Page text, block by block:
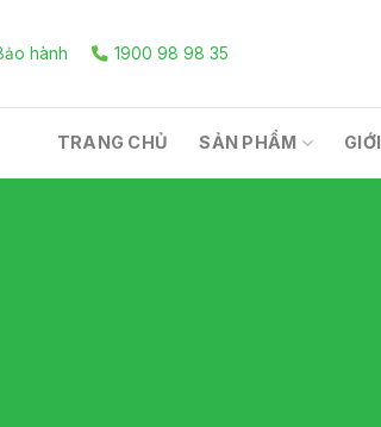
hành 1900 98 98 35
TRANG CHỦ SẢN PHẨM